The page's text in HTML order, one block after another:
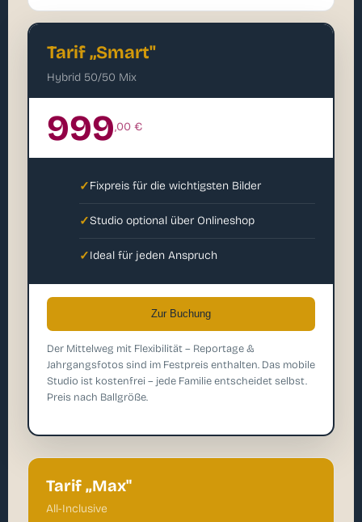
Tarif „Smart"
Hybrid 50/50 Mix
999,00 €
✓Fixpreis für die wichtigsten Bilder
✓Studio optional über Onlineshop
✓Ideal für jeden Anspruch
Zur Buchung
Der Mittelweg mit Flexibilität – Reportage &
Jahrgangsfotos sind im Festpreis enthalten. Das mobile
Studio ist kostenfrei – jede Familie entscheidet selbst.
Preis nach Ballgröße.
Tarif „Max"
All-Inclusive